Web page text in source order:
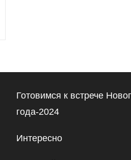
Готовимся к встрече
года-2024
Интересно